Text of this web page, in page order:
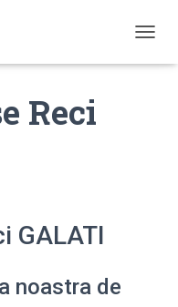
Reci
GALATI
noastra de